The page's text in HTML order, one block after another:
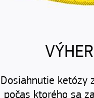
Dosiahnutie ketózy
počas ktorého sa